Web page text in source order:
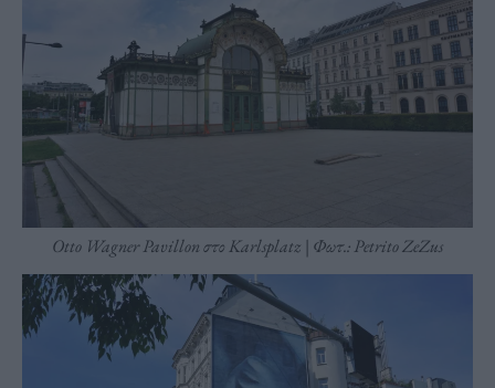
Otto Wagner Pavillon στο Karlsplatz | Φωτ.: Petrito ZeZus